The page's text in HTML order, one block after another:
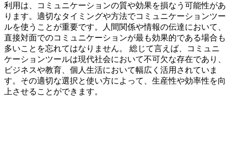
利用は、コミュニケーションの質や効果を損なう可能性があ
ります。適切なタイミングや方法でコミュニケーションツー
ルを使うことが重要です。人間関係や情報の伝達において、
直接対面でのコミュニケーションが最も効果的である場合も
多いことを忘れてはなりません。 総じて言えば、コミュニ
ケーションツールは現代社会において不可欠な存在であり、
ビジネスや教育、個人生活において幅広く活用されていま
す。その適切な選択と使い方によって、生産性や効率性を向
上させることができます。